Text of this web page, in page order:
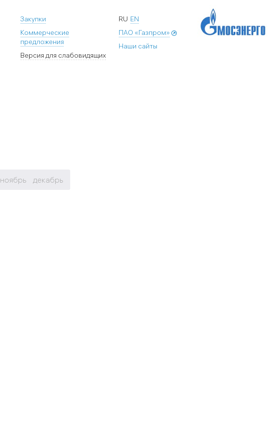
RU EN
ПАО «Газпром»
Наши сайты
Закупки
Коммерческие
предложения
Версия для слабовидящих
ноябрь декабрь